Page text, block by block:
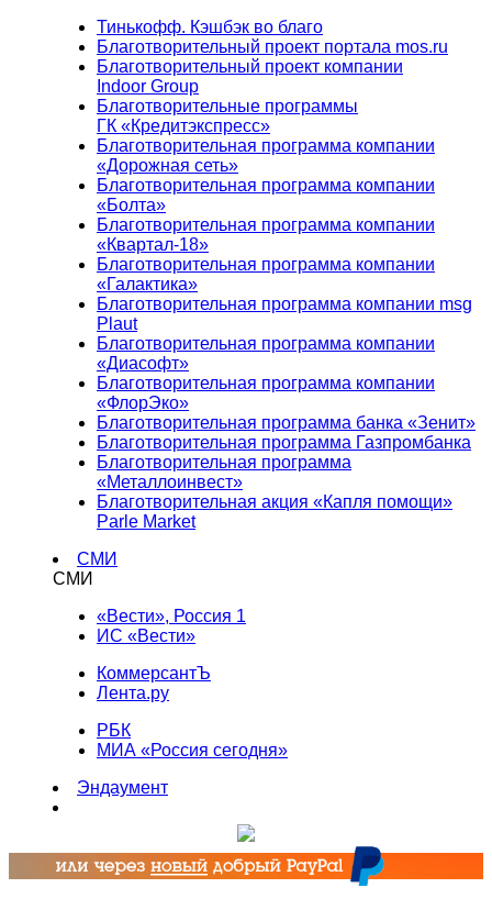
Тинькофф. Кэшбэк во благо
Благотворительный проект портала mos.ru
Благотворительный проект компании
Indoor Group
Благотворительные программы
ГК «Кредитэкспресс»
Благотворительная программа компании
«Дорожная сеть»
Благотворительная программа компании
«Болта»
Благотворительная программа компании
«Квартал-18»
Благотворительная программа компании
«Галактика»
Благотворительная программа компании msg
Plaut
Благотворительная программа компании
«Диасофт»
Благотворительная программа компании
«ФлорЭко»
Благотворительная программа банка «Зенит»
Благотворительная программа Газпромбанка
Благотворительная программа
«Металлоинвест»
Благотворительная акция «Капля помощи»
Parle Market
СМИ
СМИ
«Вести», Россия 1
ИС «Вести»
КоммерсантЪ
Лента.ру
РБК
МИА «Россия сегодня»
Эндаумент